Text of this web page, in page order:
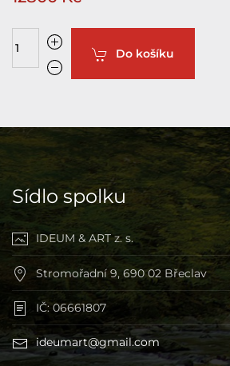
Do košíku
Sídlo spolku
IDEUM & ART z. s.
Stromořadní 9, 690 02 Břeclav
IČ: 06661807
ideumart@gmail.com